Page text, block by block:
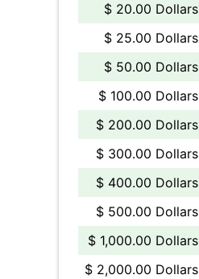
$ 20.00 Dollars
$ 25.00 Dollars
$ 50.00 Dollars
$ 100.00 Dollars
$ 200.00 Dollars
$ 300.00 Dollars
$ 400.00 Dollars
$ 500.00 Dollars
$ 1,000.00 Dollars
$ 2,000.00 Dollars